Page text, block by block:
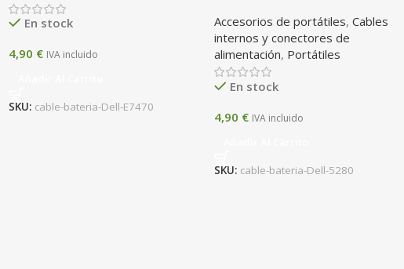
En stock
4,90 € IVA incluido
SKU: cable-bateria-Dell-E7470
Accesorios de portátiles,Cables
internos y conectores de
alimentación, Portátiles
En stock
4,90 € IVA incluido
SKU: cable-bateria-Dell-5280